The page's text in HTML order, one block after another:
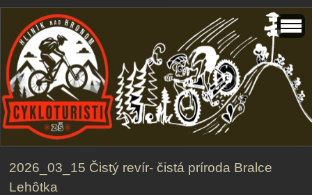
2026_03_15 Čistý revír- čistá príroda Bralce
Lehôtka